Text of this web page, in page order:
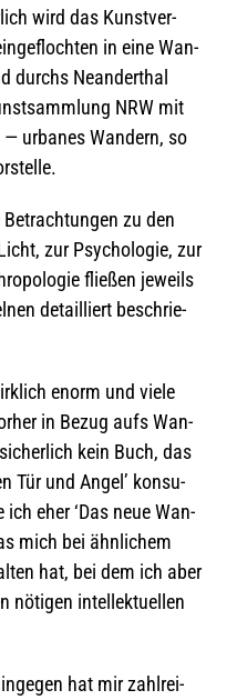
wird das Kunst­ver­
in eine Wan­
durchs Nean­der­thal
NRW mit
— urba­nes Wan­dern, so
zu den
zur Psy­cho­lo­gie, zur
flie­ßen jeweils
detail­liert beschrie­
enorm und viele
in Bezug aufs Wan­
kein Buch, das
Tür und Angel’ kon­su­
eher ‘Das neue Wan­
mich bei ähn­li­chem
hat, bei dem ich aber
nöti­gen intel­lek­tu­el­len
hat mir zahl­rei­